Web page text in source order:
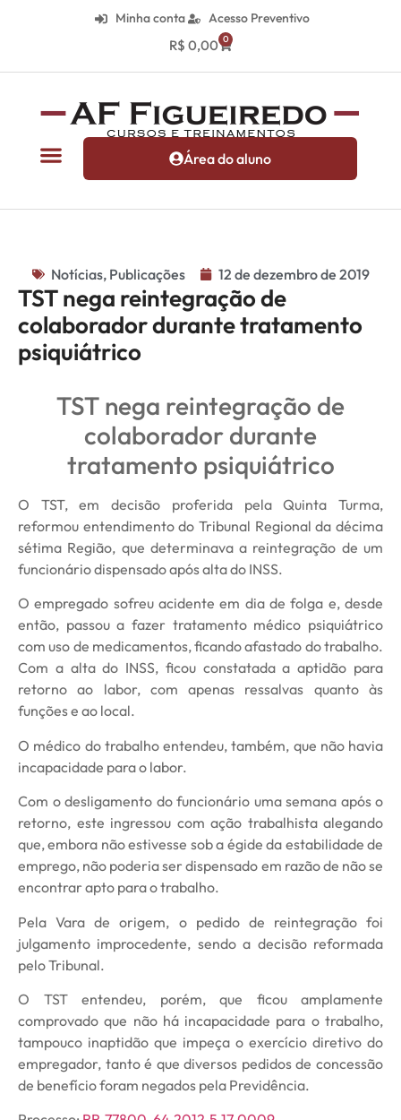
Minha conta Acesso Preventivo
R$ 0,00 0
Área do aluno
Notícias, Publicações 12 de dezembro de 2019
TST nega reintegração de
colaborador durante tratamento
psiquiátrico
TST nega reintegração de
colaborador durante
tratamento psiquiátrico
O TST, em decisão proferida pela Quinta Turma,
reformou entendimento do Tribunal Regional da décima
sétima Região, que determinava a reintegração de um
funcionário dispensado após alta do INSS.
O empregado sofreu acidente em dia de folga e, desde
então, passou a fazer tratamento médico psiquiátrico
com uso de medicamentos, ficando afastado do trabalho.
Com a alta do INSS, ficou constatada a aptidão para
retorno ao labor, com apenas ressalvas quanto às
funções e ao local.
O médico do trabalho entendeu, também, que não havia
incapacidade para o labor.
Com o desligamento do funcionário uma semana após o
retorno, este ingressou com ação trabalhista alegando
que, embora não estivesse sob a égide da estabilidade de
emprego, não poderia ser dispensado em razão de não se
encontrar apto para o trabalho.
Pela Vara de origem, o pedido de reintegração foi
julgamento improcedente, sendo a decisão reformada
pelo Tribunal.
O TST entendeu, porém, que ficou amplamente
comprovado que não há incapacidade para o trabalho,
tampouco inaptidão que impeça o exercício diretivo do
empregador, tanto é que diversos pedidos de concessão
de benefício foram negados pela Previdência.